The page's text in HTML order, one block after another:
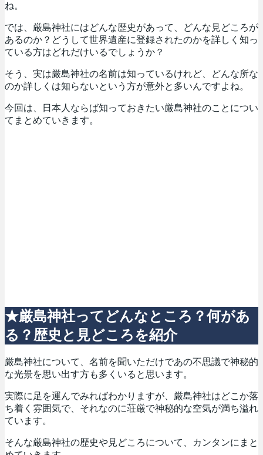
ね。
では、厳島神社にはどんな歴史があって、どんな見どころが
あるのか？どうして世界遺産に登録されたのかを詳しく知っ
ている方はどれだけいるでしょうか？
そう、実は厳島神社の名前は知っているけれど、どんな所な
のか詳しくは知らないという方が意外と多いんですよね。
今回は、日本人ならば知っておきたい厳島神社のことについ
てまとめていきます。
★厳島神社ってどんなところ？何があ
る？歴史と見どころを紹介
厳島神社について、名前を聞いただけであの不思議で神秘的
な光景を思い出す方も多くいると思います。
実際に足を運んでみればわかりますが、厳島神社はどこか落
ち着く雰囲気で、それなのに荘厳で神秘的な空気が満ち溢れ
ています。
そんな厳島神社の歴史や見どころについて、カンタンにまと